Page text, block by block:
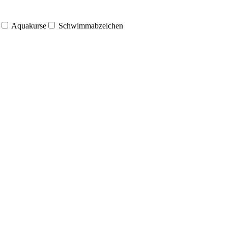
Aquakurse Schwimmabzeichen